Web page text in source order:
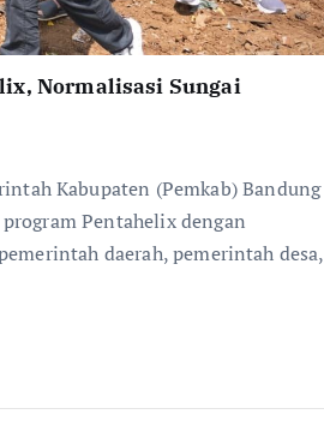
Normalisasi Sungai
Kabupaten (Pemkab) Bandung
Pentahelix dengan
daerah, pemerintah desa,